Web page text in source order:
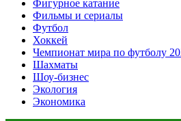
Фигурное катание
Фильмы и сериалы
Футбол
Хоккей
Чемпионат мира по футболу
Шахматы
Шоу-бизнес
Экология
Экономика